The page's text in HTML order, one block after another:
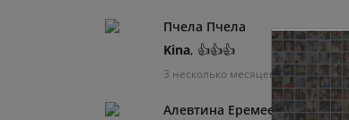
Пчела Пчела
Kina, 👍👍👍
3 несколько месяцев назад 0
Алевтина Еремеева-